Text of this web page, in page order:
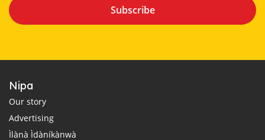
Subscribe
Nipa
Our story
Advertising
Ìlànà Ìdàníkànwà